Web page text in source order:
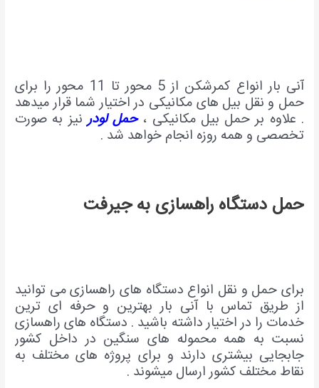
آنی بار انواع کمرشکن از 5 محور تا 11 محور را برای
حمل و نقل بیل های مکانیکی در اختیار شما قرار میدهد
. علاوه بر حمل بیل مکانیکی ،حمل لودرنیز به صورت
تخصصی و همه روزه انجام خواهد شد .
حمل دستگاه راهسازی به جیرفت
برای حمل و نقل انواع دستگاه های راهسازی می توانید
از طریق تماس با آنی بار بهترین و حرفه ای ترین
خدمات را در اختیار داشته باشید . دستگاه های راهسازی
نسبت به همه محموله های سنگین در داخل کشور
جابجایی بیشتری دارند و برای پروژه های مختلف به
نقاط مختلف کشور ارسال میشوند .